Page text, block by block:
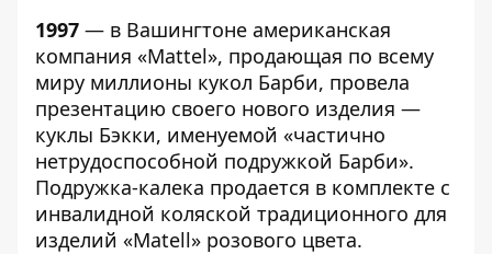
1997 — в Вашингтоне американская
компания «Mattel», продающая по всему
миру миллионы кукол Барби, провела
презентацию своего нового изделия —
куклы Бэкки, именуемой «частично
нетрудоспособной подружкой Барби».
Подружка-калека продается в комплекте с
инвалидной коляской традиционного для
изделий «Matell» розового цвета.